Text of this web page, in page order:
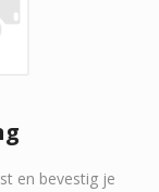
en bevestig je